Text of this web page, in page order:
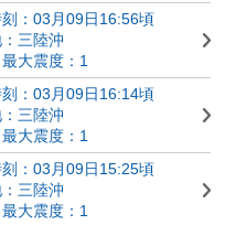
：03月09日16:56頃
三陸沖
最大震度：1
：03月09日16:14頃
三陸沖
最大震度：1
：03月09日15:25頃
三陸沖
最大震度：1